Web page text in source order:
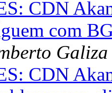
CDN
com
Galiza
CDN